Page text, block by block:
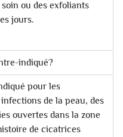
ou des exfoliants
jours.
indiqué?
pour les
de la peau, des
ouvertes dans la zone
de cicatrices